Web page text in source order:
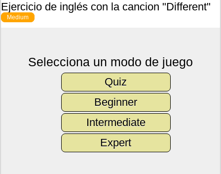
Ejercicio de inglés con la cancion "Different"
Medium
Selecciona un modo de juego
Quiz
Beginner
Intermediate
Expert